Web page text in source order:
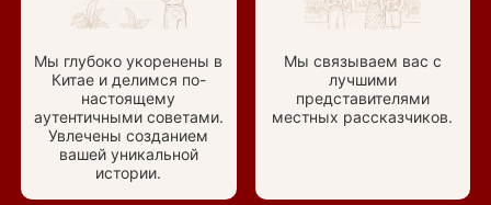
Мы глубоко укоренены в
Китае и делимся по-
настоящему
аутентичными советами.
Увлечены созданием
вашей уникальной
истории.
Мы связываем вас с
лучшими
представителями
местных рассказчиков.